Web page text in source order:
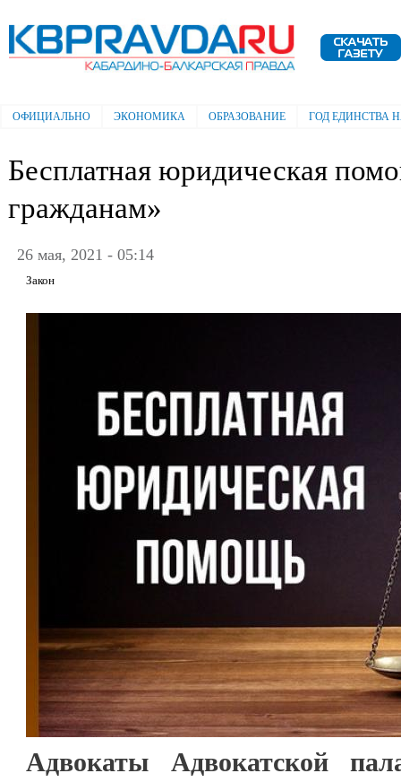
Электронная газета "Кабардино-
Балкарская правда"
Главное меню
ОФИЦИАЛЬНО ЭКОНОМИКА ОБРАЗОВАНИЕ ГОД ЕДИНСТВА
Бесплатная юридическая
гражданам»
26 мая, 2021 - 05:14
Закон
Адвокаты Адвокатской